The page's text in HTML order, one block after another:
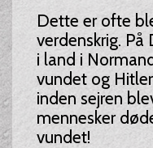
Dette er ofte
verdenskrig.
i land i
vundet og
inden sejren
mennesker
vundet!